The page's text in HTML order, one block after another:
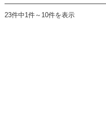
23件中1件～10件を表示